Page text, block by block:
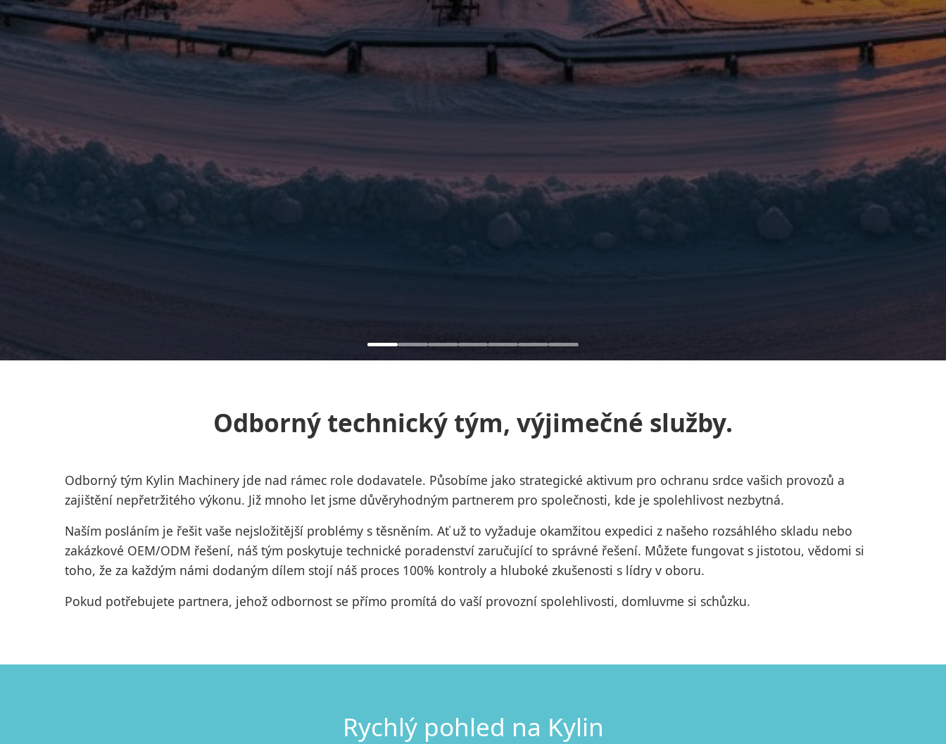
Odborný technický tým, výjimečné služby.
Odborný tým Kylin Machinery jde nad rámec role dodavatele. Působíme jako strategické aktivum pro ochranu srdce vašich provozů a
zajištění nepřetržitého výkonu. Již mnoho let jsme důvěryhodným partnerem pro společnosti, kde je spolehlivost nezbytná.
Naším posláním je řešit vaše nejsložitější problémy s těsněním. Ať už to vyžaduje okamžitou expedici z našeho rozsáhlého skladu nebo
zakázkové OEM/ODM řešení, náš tým poskytuje technické poradenství zaručující to správné řešení. Můžete fungovat s jistotou, vědomi si
toho, že za každým námi dodaným dílem stojí náš proces 100% kontroly a hluboké zkušenosti s lídry v oboru.
Pokud potřebujete partnera, jehož odbornost se přímo promítá do vaší provozní spolehlivosti, domluvme si schůzku.
Rychlý pohled na Kylin